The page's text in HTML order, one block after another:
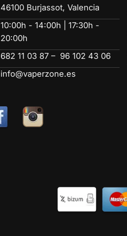
46100 Burjassot, Valencia
10:00h - 14:00h | 17:30h -
20:00h
682 11 03 87 – 96 102 43 06
info@vaperzone.es